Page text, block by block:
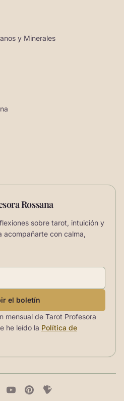
y Minerales
Rossana
sobre tarot, intuición y
acompañarte con calma,
el boletín
mensual de Tarot Profesora
he leído la Política de